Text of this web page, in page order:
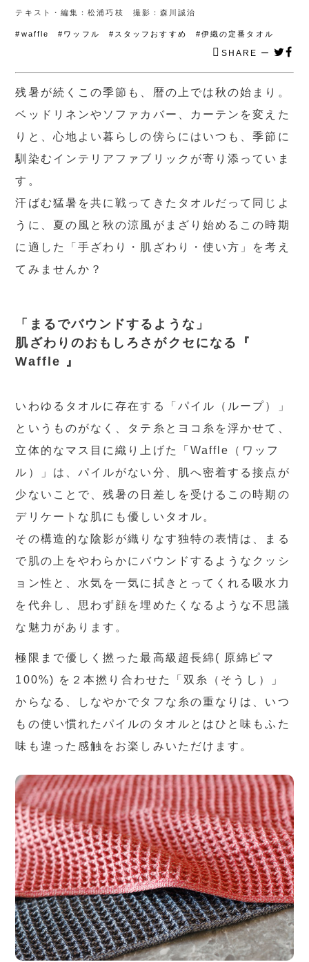
テキスト・編集：松浦巧枝 撮影：森川誠治
#waffle #ワッフル #スタッフおすすめ #伊織の定番タオル
SHARE ー
残暑が続くこの季節も、暦の上では秋の始まり。
ベッドリネンやソファカバー、カーテンを変えた
りと、心地よい暮らしの傍らにはいつも、季節に
馴染むインテリアファブリックが寄り添っていま
す。
汗ばむ猛暑を共に戦ってきたタオルだって同じよ
うに、夏の風と秋の涼風がまざり始めるこの時期
に適した「手ざわり・肌ざわり・使い方」を考え
てみませんか？
「まるでバウンドするような」
肌ざわりのおもしろさがクセになる『
Waffle 』
いわゆるタオルに存在する「パイル（ループ）」
というものがなく、タテ糸とヨコ糸を浮かせて、
立体的なマス目に織り上げた「Waffle（ワッフ
ル）」は、パイルがない分、肌へ密着する接点が
少ないことで、残暑の日差しを受けるこの時期の
デリケートな肌にも優しいタオル。
その構造的な陰影が織りなす独特の表情は、まる
で肌の上をやわらかにバウンドするようなクッシ
ョン性と、水気を一気に拭きとってくれる吸水力
を代弁し、思わず顔を埋めたくなるような不思議
な魅力があります。
極限まで優しく撚った最高級超長綿( 原綿ピマ
100%) を２本撚り合わせた「双糸（そうし）」
からなる、しなやかでタフな糸の重なりは、いつ
もの使い慣れたパイルのタオルとはひと味もふた
味も違った感触をお楽しみいただけます。